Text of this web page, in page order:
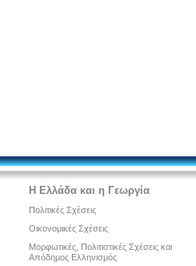
Η Ελλάδα και η Γεωργία
Πολιτικές Σχέσεις
Οικονομικές Σχέσεις
Μορφωτικές, Πολιτιστικές Σχέσεις και
Απόδημος Ελληνισμός